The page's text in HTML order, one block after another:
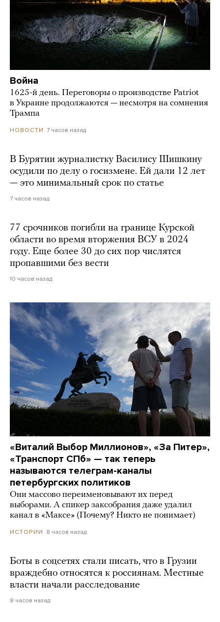
Война
1625-й день. Переговоры о производстве Patriot
в Украине продолжаются — несмотря на сомнения
Трампа
НОВОСТИ 7 часов назад
В Бурятии журналистку Василису Шишкину
осудили по делу о госизмене. Ей дали 12 лет
— это минимальный срок по статье
7 часов назад
77 срочников погибли на границе Курской
области во время вторжения ВСУ в 2024
году. Еще более 30 до сих пор числятся
пропавшими без вести
10 часов назад
«Виталий Выбор Миллионов», «За Питер»,
«Транспорт СПб» — так теперь
называются телеграм-каналы
петербургских политиков
Они массово переименовывают их перед
выборами. А спикер заксобрания даже удалил
канал в «Максе» (Почему? Никто не понимает)
ИСТОРИИ 8 часов назад
Боты в соцсетях стали писать, что в Грузии
враждебно относятся к россиянам. Местные
власти начали расследование
8 часов назад